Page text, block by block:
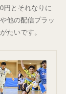
円とそれなりに
他の配信プラッ
たいです。